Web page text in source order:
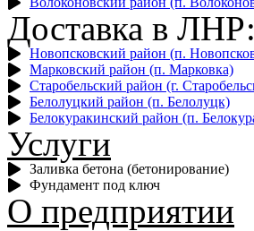
Доставка в ЛНР:
Новопсковский район (п.
Марковский район (п. Марковка)
Старобельский район (г.
Белолуцкий район (п. Белолуцк)
Белокуракинский район (п.
Услуги
Заливка бетона (бетонирование)
Фундамент под ключ
О предприятии